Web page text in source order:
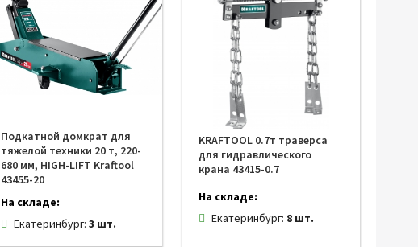
Прочий инструмент
Подкатной домкрат для
тяжелой техники 20 т, 220-
680 мм, HIGH-LIFT Kraftool
43455-20
На складе:
Екатеринбург: 3 шт.
KRAFTOOL 0.7т траверса
для гидравлического
крана 43415-0.7
На складе:
Екатеринбург: 8 шт.